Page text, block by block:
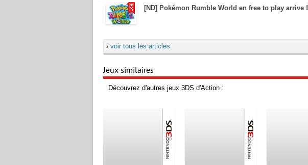
[ND] Pokémon Rumble World en free to play arrive !
› voir tous les articles
Jeux similaires
Découvrez d'autres jeux 3DS d'Action :